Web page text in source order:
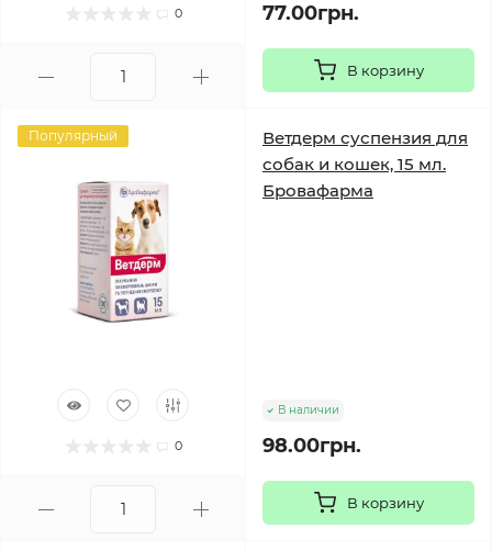
0 77.00грн.
В корзину
Популярный
0
Ветдерм суспензия для
собак и кошек, 15 мл.
Бровафарма
В наличии
98.00грн.
В корзину